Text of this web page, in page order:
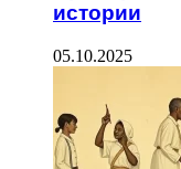
истории
05.10.2025